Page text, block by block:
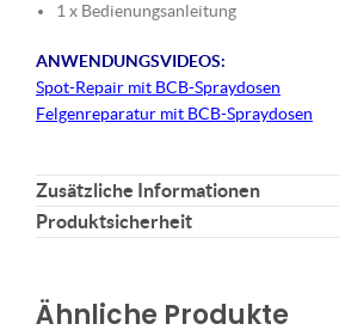
1 x Bedienungsanleitung
ANWENDUNGSVIDEOS:
Spot-Repair mit BCB-Spraydosen
Felgenreparatur mit BCB-Spraydosen
Zusätzliche Informationen
Produktsicherheit
Ähnliche Produkte